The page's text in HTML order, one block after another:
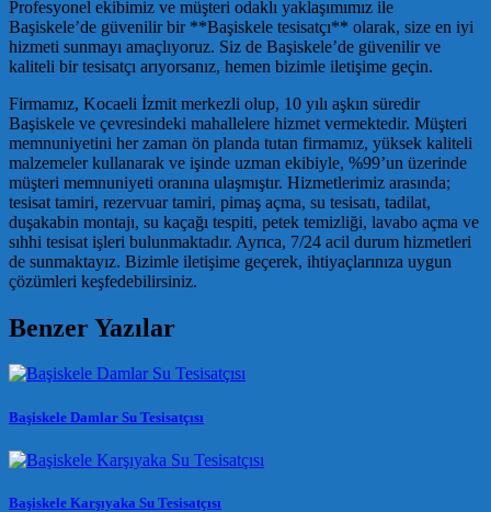
Profesyonel ekibimiz ve müşteri odaklı yaklaşımımız ile
Başiskele’de güvenilir bir **Başiskele tesisatçı** olarak, size en iyi
hizmeti sunmayı amaçlıyoruz. Siz de Başiskele’de güvenilir ve
kaliteli bir tesisatçı arıyorsanız, hemen bizimle iletişime geçin.
Firmamız, Kocaeli İzmit merkezli olup, 10 yılı aşkın süredir
Başiskele ve çevresindeki mahallelere hizmet vermektedir. Müşteri
memnuniyetini her zaman ön planda tutan firmamız, yüksek kaliteli
malzemeler kullanarak ve işinde uzman ekibiyle, %99’un üzerinde
müşteri memnuniyeti oranına ulaşmıştır. Hizmetlerimiz arasında;
tesisat tamiri, rezervuar tamiri, pimaş açma, su tesisatı, tadilat,
duşakabin montajı, su kaçağı tespiti, petek temizliği, lavabo açma ve
sıhhi tesisat işleri bulunmaktadır. Ayrıca, 7/24 acil durum hizmetleri
de sunmaktayız. Bizimle iletişime geçerek, ihtiyaçlarınıza uygun
çözümleri keşfedebilirsiniz.
Benzer Yazılar
Başiskele Damlar Su Tesisatçısı
Başiskele Karşıyaka Su Tesisatçısı